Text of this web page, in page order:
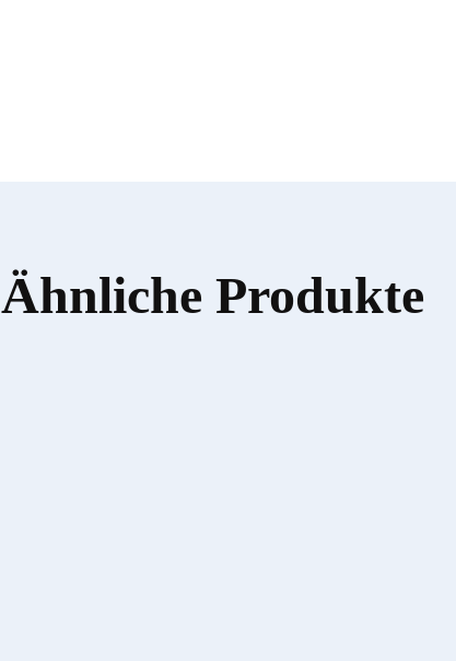
Ähnliche Produkte